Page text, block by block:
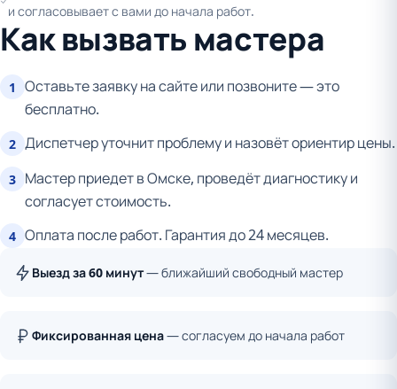
и согласовывает с вами до начала работ.
Как вызвать мастера
1
Оставьте заявку на сайте или позвоните — это
бесплатно.
2 Диспетчер уточнит проблему и назовёт ориентир цены.
3 Мастер приедет в Омске, проведёт диагностику и
согласует стоимость.
4 Оплата после работ. Гарантия до 24 месяцев.
Выезд за 60 минут— ближайший свободный мастер
Фиксированная цена— согласуем до начала работ